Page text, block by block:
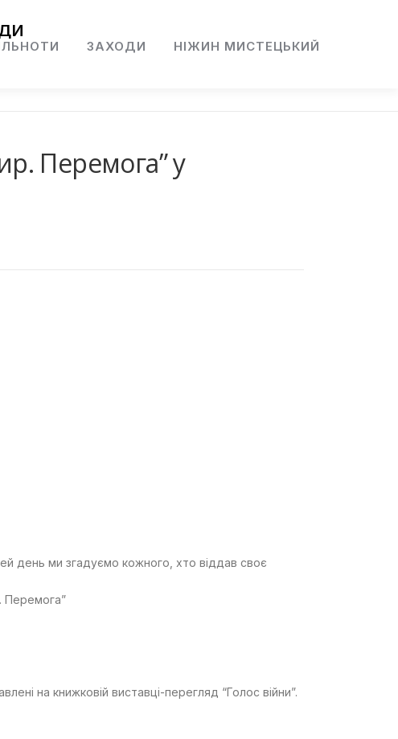
ЗАХОДИ
НІЖИН МИСТЕЦЬКИЙ
Перемога” у
день ми згадуємо кожного, хто віддав своє
Перемога”
на книжковій виставці-перегляд “Голос війни”.